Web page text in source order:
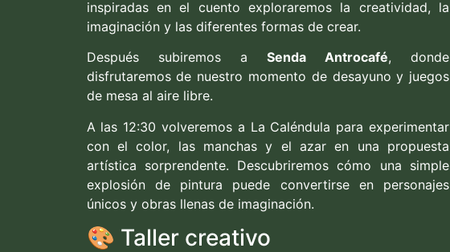
inspiradas en el cuento exploraremos la creatividad, la
imaginación y las diferentes formas de crear.
Después subiremos a Senda Antrocafé, donde
disfrutaremos de nuestro momento de desayuno y juegos
de mesa al aire libre.
A las 12:30 volveremos a La Caléndula para experimentar
con el color, las manchas y el azar en una propuesta
artística sorprendente. Descubriremos cómo una simple
explosión de pintura puede convertirse en personajes
únicos y obras llenas de imaginación.
🎨 Taller creativo